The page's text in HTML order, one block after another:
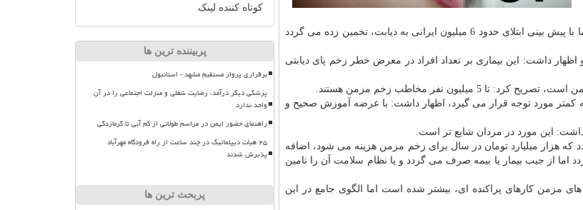
وی اظهار داشت: هرچند آمار دقیقی در مورد شیوع زخم پا وجود ندارد، اما با پیش بینی ابتلای حدود 6 میلیون ایرانی به دیابت، تخمین زده می گردد
داشت: این بیماری بر تعداد افراد در معرض خطر زخم پای دیابتی
كمتر مورد توجه قرار می گیرد، اظهار داشت: با عرضه آموزش صحیح و
این مورد در مردان شایع تر است.
كه هزار میلیارد تومان در سال برای زخم مزمن هزینه می شود، اضافه
از جیب بیمار یا بیمه صرف می گردد و یا نظام سلامت آن را تامین
مزمن كارهای پراكنده ای، بیشتر شده است اما الگوی جامع در این
کوتاه کننده لینک
پربیننده ترین ها
برقراری پرواز مستقیم مشهد - استانبول
پزشکی دیگر درآمد، رضایت شغلی و منزلت اجتماعی را در آن
واحد ندارد
راهنمای حضور ایمن در مراسم طولانی از کم آبی تا گرمازدگی
۲۵ هیأت دیپلماتیک در چند ساعت از راه فرودگاه مهرآباد
پذیرش شدند
پربحث ترین ها